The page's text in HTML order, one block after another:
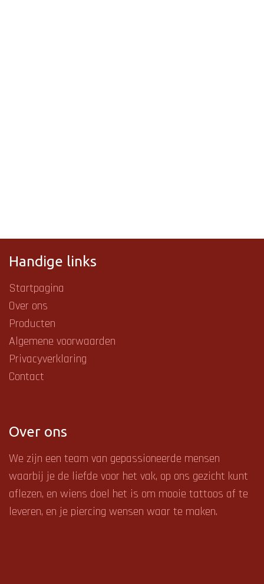
Handige links
Startpagina
Over ons
Producten
Algemene voorwaarden
Privacyverklaring
Contact
Over ons
We zijn een team van gepassioneerde mensen
waarbij je de liefde voor het vak, op ons gezicht kunt
aflezen, en wiens doel het is om mooie tattoos af te
leveren, en je piercing wensen waar te maken.